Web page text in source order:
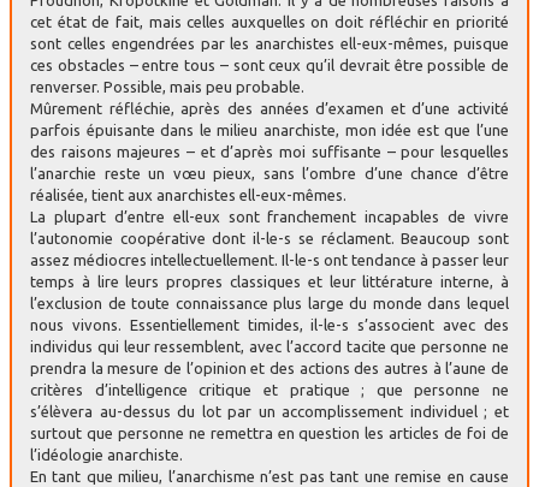
cet état de fait, mais celles auxquelles on doit réfléchir en priorité
sont celles engendrées par les anarchistes ell-eux-mêmes, puisque
ces obstacles – entre tous – sont ceux qu’il devrait être possible de
renverser. Possible, mais peu probable.
Mûrement réfléchie, après des années d’examen et d’une activité
parfois épuisante dans le milieu anarchiste, mon idée est que l’une
des raisons majeures – et d’après moi suffisante – pour lesquelles
l’anarchie reste un vœu pieux, sans l’ombre d’une chance d’être
réalisée, tient aux anarchistes ell-eux-mêmes.
La plupart d’entre ell-eux sont franchement incapables de vivre
l’autonomie coopérative dont il-le-s se réclament. Beaucoup sont
assez médiocres intellectuellement. Il-le-s ont tendance à passer leur
temps à lire leurs propres classiques et leur littérature interne, à
l’exclusion de toute connaissance plus large du monde dans lequel
nous vivons. Essentiellement timides, il-le-s s’associent avec des
individus qui leur ressemblent, avec l’accord tacite que personne ne
prendra la mesure de l’opinion et des actions des autres à l’aune de
critères d’intelligence critique et pratique ; que personne ne
s’élèvera au-dessus du lot par un accomplissement individuel ; et
surtout que personne ne remettra en question les articles de foi de
l’idéologie anarchiste.
En tant que milieu, l’anarchisme n’est pas tant une remise en cause